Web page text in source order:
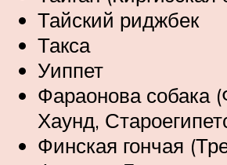
Тайский риджбек
Такса
Уиппет
Фараонова собака
Хаунд,
Финская гончая